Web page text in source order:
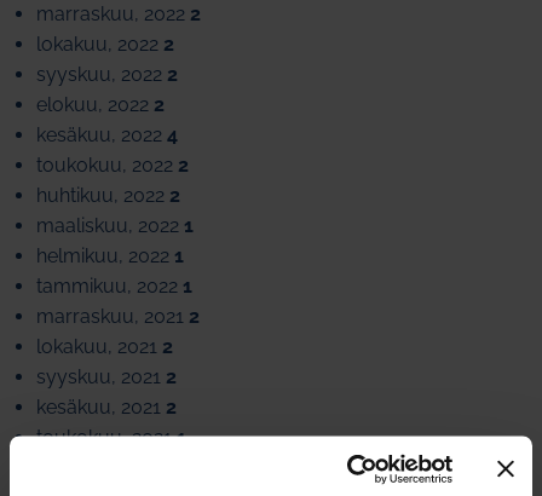
marraskuu, 2022 2
lokakuu, 2022 2
syyskuu, 2022 2
elokuu, 2022 2
kesäkuu, 2022 4
toukokuu, 2022 2
huhtikuu, 2022 2
maaliskuu, 2022 1
helmikuu, 2022 1
tammikuu, 2022 1
marraskuu, 2021 2
lokakuu, 2021 2
syyskuu, 2021 2
kesäkuu, 2021 2
toukokuu, 20211